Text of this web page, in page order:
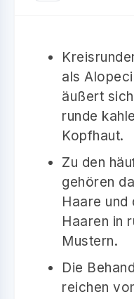
als
äußert
runde
Kopfhaut.
Zu den
gehören
Haare und
Haaren in
Mustern.
Die
reichen